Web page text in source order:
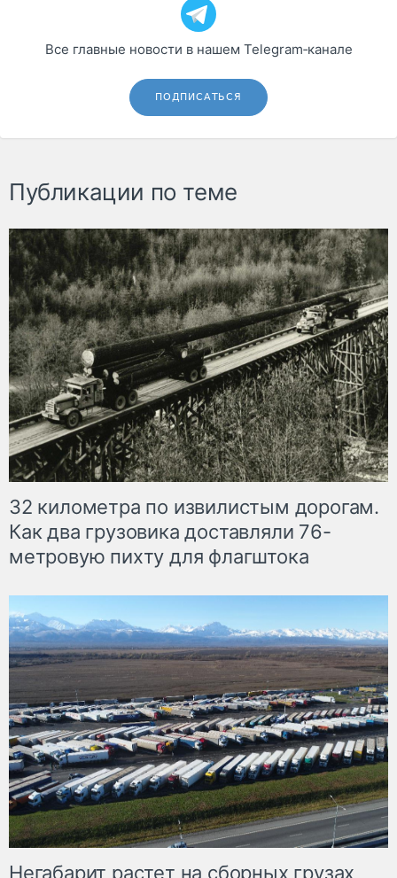
Все главные новости в нашем Telegram‑канале
ПОДПИСАТЬСЯ
Публикации по теме
32 километра по извилистым дорогам.
Как два грузовика доставляли 76-
метровую пихту для флагштока
Негабарит растет на сборных грузах